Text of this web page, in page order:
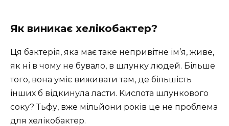
Як виникає хелікобактер?
Ця бактерія, яка має таке непривітне ім’я, живе,
як ні в чому не бувало, в шлунку людей. Більше
того, вона уміє виживати там, де більшість
інших б відкинула ласти. Kислота шлункового
соку? Тьфу, вже мільйони років це не проблема
для хелікобактер.